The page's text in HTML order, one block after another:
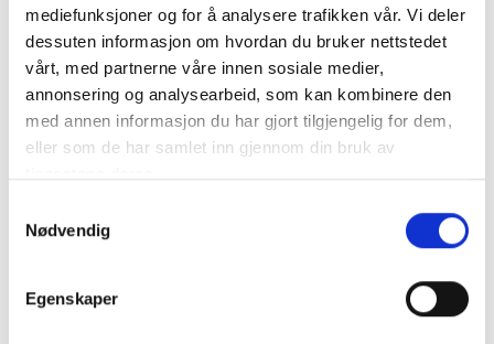
mediefunksjoner og for å analysere trafikken vår. Vi deler
dessuten informasjon om hvordan du bruker nettstedet
vårt, med partnerne våre innen sosiale medier,
annonsering og analysearbeid, som kan kombinere den
med annen informasjon du har gjort tilgjengelig for dem,
eller som de har samlet inn gjennom din bruk av
Nødvendig
Egenskaper
Trijol-familien etablerte seg i Cognac i 1859. I dag er
det 5 generasjon ved Jean-Jacques Trijol som styrer
familiebedriften og dessuten er president. Husets mål
er å lage intense, aromatiske og autentiske cognacer.